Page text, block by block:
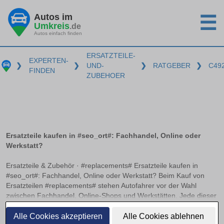
Alle Cookies akzeptieren Alle Cookies ablehnen
Autos im
Umkreis.de
Autos einfach finden ☰
❯
EXPERTEN-
FINDEN
❯
ERSATZTEILE-
UND-
ZUBEHOER
❯ RATGEBER ❯
Ersatzteile kaufen in #seo_ort#: Fachhandel, Online oder
Werkstatt?
Ersatzteile & Zubehör · #replacements# Ersatzteile kaufen in
#seo_ort#: Fachhandel, Online oder Werkstatt? Beim Kauf von
Ersatzteilen #replacements# stehen Autofahrer vor der Wahl
zwischen Fachhandel, Online-Shops und Werkstätten. Jede dieser
Bezugsquellen hat ihre Vorzüge und Herausforderungen. Worauf
es beim Online-Kauf von Kfz-Teilen zu achten gilt und wann sich
weiterlesen